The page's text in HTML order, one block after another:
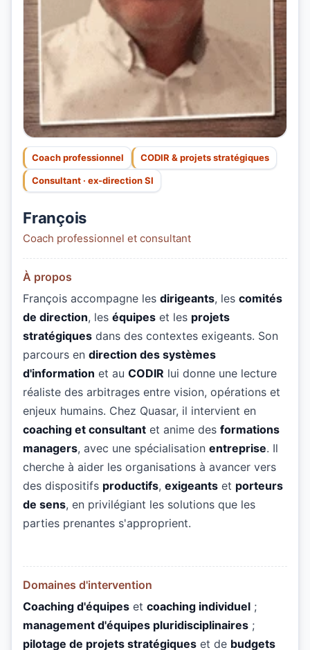
Coach professionnel CODIR & projets stratégiques
Consultant · ex-direction SI
François
Coach professionnel et consultant
À propos
François accompagne les dirigeants, les comités
de direction, les équipes et les projets
stratégiques dans des contextes exigeants. Son
parcours en direction des systèmes
d'information et au CODIR lui donne une lecture
réaliste des arbitrages entre vision, opérations et
enjeux humains. Chez Quasar, il intervient en
coaching et consultant et anime des formations
managers, avec une spécialisation entreprise. Il
cherche à aider les organisations à avancer vers
des dispositifs productifs, exigeants et porteurs
de sens, en privilégiant les solutions que les
parties prenantes s'approprient.
Domaines d'intervention
Coaching d'équipes et coaching individuel ;
management d'équipes pluridisciplinaires ;
pilotage de projets stratégiques et de budgets